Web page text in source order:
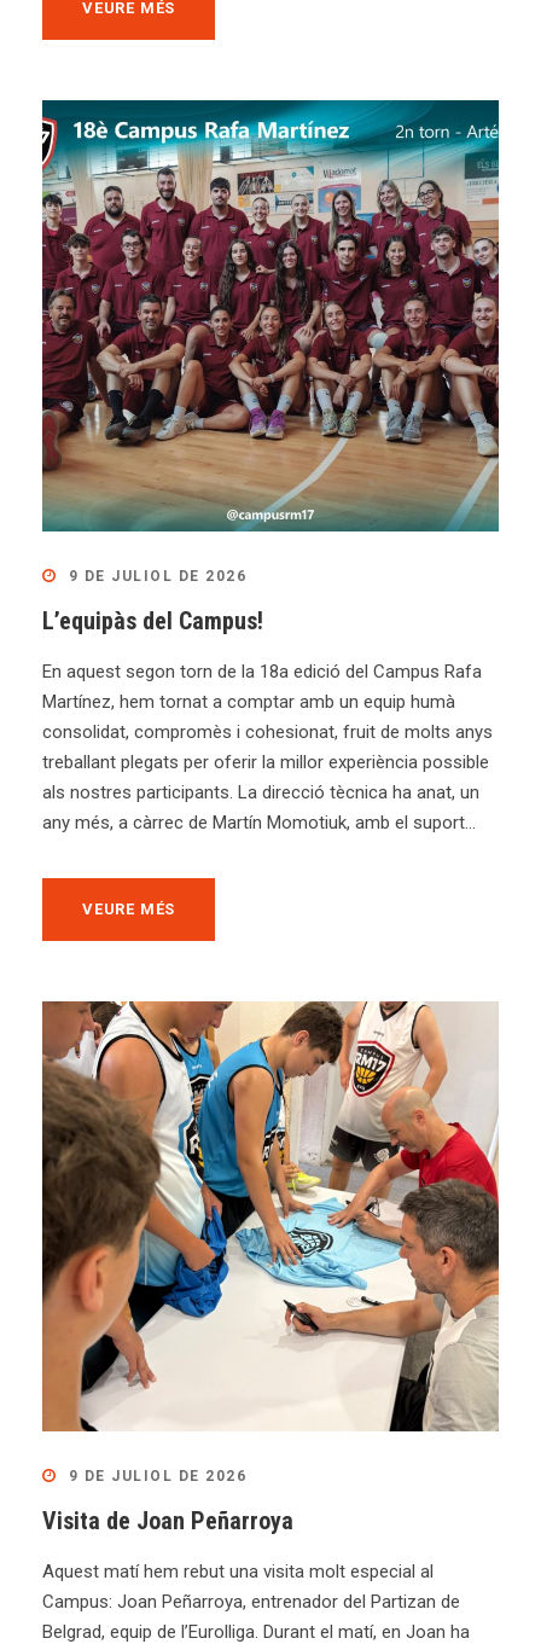
VEURE MÉS
9 DE JULIOL DE 2026
L’equipàs del Campus!
En aquest segon torn de la 18a edició del Campus Rafa
Martínez, hem tornat a comptar amb un equip humà
consolidat, compromès i cohesionat, fruit de molts anys
treballant plegats per oferir la millor experiència possible
als nostres participants. La direcció tècnica ha anat, un
any més, a càrrec de Martín Momotiuk, amb el suport...
VEURE MÉS
9 DE JULIOL DE 2026
Visita de Joan Peñarroya
Aquest matí hem rebut una visita molt especial al
Campus: Joan Peñarroya, entrenador del Partizan de
Belgrad, equip de l’Eurolliga. Durant el matí, en Joan ha